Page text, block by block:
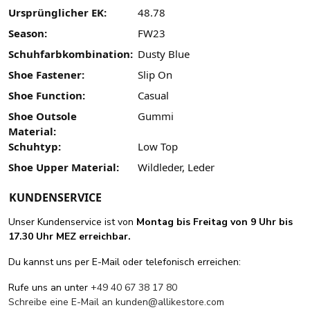
Ursprünglicher EK:
48.78
Season:
FW23
Schuhfarbkombination: Dusty Blue
Shoe Fastener:
Slip On
Shoe Function:
Casual
Shoe Outsole
Material:
Gummi
Schuhtyp:
Low Top
Shoe Upper Material:
Wildleder, Leder
KUNDENSERVICE
Unser Kundenservice ist von Montag bis Freitag von 9 Uhr bis
17.30 Uhr MEZ erreichbar.
Du kannst uns per E-Mail oder telefonisch erreichen:
Rufe uns an unter +49 40 67 38 17 80
Schreibe eine E-Mail an kunden@allikestore.com